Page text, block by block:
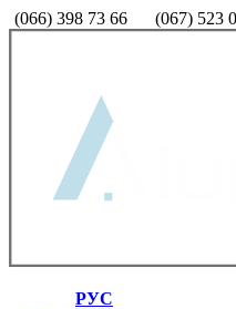
(066) 398 73 66 (067) 523
РУС